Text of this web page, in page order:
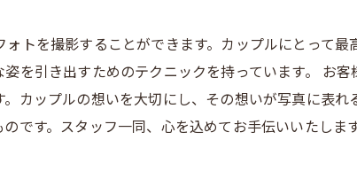
トを撮影することができます。カップルにとって
を引き出すためのテクニックを持っています。 お
カップルの想いを大切にし、その想いが写真に表
です。スタッフ一同、心を込めてお手伝いいたしま